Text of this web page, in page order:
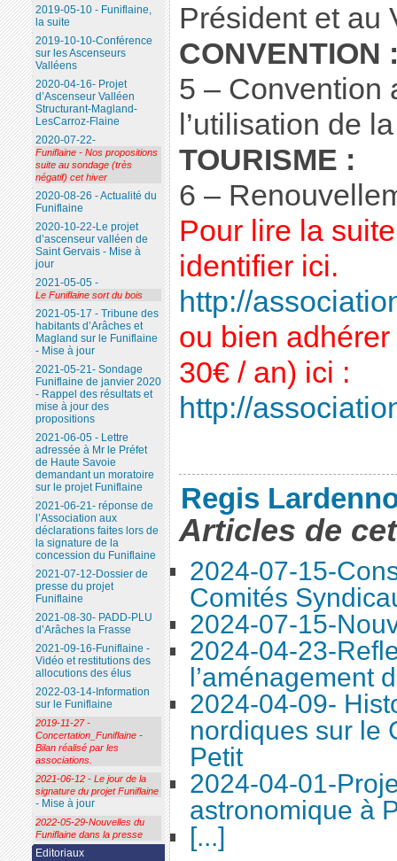
Président et au
CONVENTION
5 – Convention
l’utilisation de
TOURISME :
6 –
Pour lire la
identifier ici.
http://
ou bien adhérer
30€ / an) ici :
http://
Regis
Articles de
2024-07-15-
Comités
2024-07-15-
2024-04-23-
l’aménagement
2024-04-09-
nordiques sur le
Petit
2024-04-01-
astronomique à
[...]
2019-05-10 - Funiflaine,
la suite
2019-10-10-Conférence
sur les Ascenseurs
Valléens
2020-04-16- Projet
d’Ascenseur Valléen
Structurant-Magland-
LesCarroz-Flaine
2020-07-22-
Funiflaine - Nos propositions
suite au sondage (très
négatif) cet hiver
2020-08-26 - Actualité du
Funiflaine
2020-10-22-Le projet
d’ascenseur valléen de
Saint Gervais - Mise à
jour
2021-05-05 -
Le Funiflaine sort du bois
2021-05-17 - Tribune des
habitants d’Arâches et
Magland sur le Funiflaine
- Mise à jour
2021-05-21- Sondage
Funiflaine de janvier 2020
- Rappel des résultats et
mise à jour des
propositions
2021-06-05 - Lettre
adressée à Mr le Préfet
de Haute Savoie
demandant un moratoire
sur le projet Funiflaine
2021-06-21- réponse de
l’Association aux
déclarations faites lors de
la signature de la
concession du Funiflaine
2021-07-12-Dossier de
presse du projet
Funiflaine
2021-08-30- PADD-PLU
d’Arâches la Frasse
2021-09-16-Funiflaine -
Vidéo et restitutions des
allocutions des élus
2022-03-14-Information
sur le Funiflaine
2019-11-27 -
Concertation_Funiflaine -
Bilan réalisé par les
associations.
2021-06-12 - Le jour de la
signature du projet Funiflaine
- Mise à jour
2022-05-29-Nouvelles du
Funiflaine dans la presse
Editoriaux